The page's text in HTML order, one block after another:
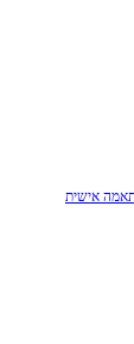
אישית